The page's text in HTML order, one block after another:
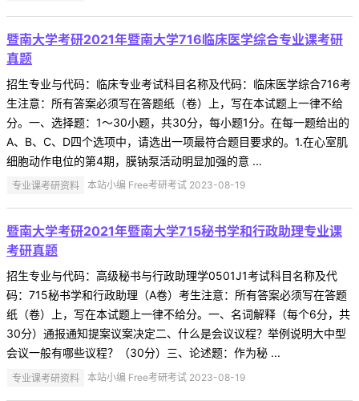
暨南大学考研2021年暨南大学716临床医学综合专业课考研
真题
招生专业与代码：临床专业考试科目名称及代码：临床医学综合716考
生注意：所有答案必须写在答题纸（卷）上，写在本试题上一律不给
分。一、选择题：1～30小题，共30分，每小题1分。在每一题给出的
A、B、C、D四个选项中，请选出一项最符合题目要求的。1.在心室肌
细胞动作电位的第4期，膜钠泵活动明显加强的意 ...
专业课考研资料 本站小编 Free考研考试 2023-08-19
暨南大学考研2021年暨南大学715秘书学和行政助理专业课
考研真题
招生专业与代码：高级秘书与行政助理学0501J1考试科目名称及代
码：715秘书学和行政助理（A卷）考生注意：所有答案必须写在答题
纸（卷）上，写在本试题上一律不给分。一、名词解释（每个6分，共
30分）通报通知提案议案决定二、什么是会议议程？举例说明大中型
会议一般有哪些议程？（30分）三、论述题：作为秘 ...
专业课考研资料 本站小编 Free考研考试 2023-08-19